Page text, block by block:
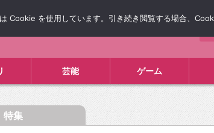
芸能 ゲーム
特集
Cookie を使用しています。引き続き閲覧する場合、